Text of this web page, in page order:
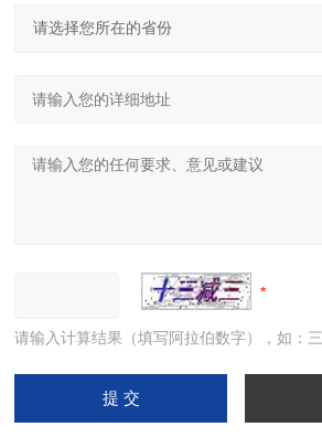
请输入计算结果（填写阿拉伯数字），如：